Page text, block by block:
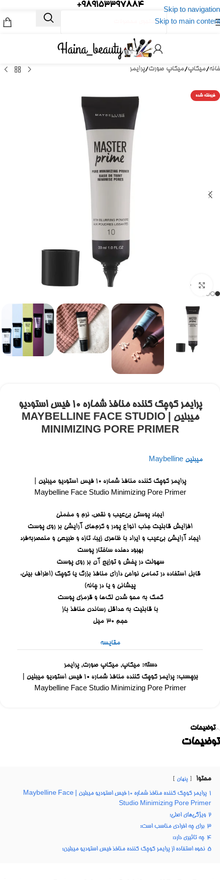
Skip to navigation
Skip to main content
989153397884+
خانه/میکاپ/میکاپ صورت/پرایمر
فروخته شده
برای بزرگنمایی کلیک کنید
پرایمر کوچک کننده منافذ شماره 10 فیس استودیو
میبلین | MAYBELLINE FACE STUDIO
MINIMIZING PORE PRIMER
میبلین Maybelline
پرایمر کوچک کننده منافذ شماره 10 فیس استودیو میبلین |
Maybelline Face Studio Minimizing Pore Primer
ایجاد پوستی بی‌عیب و نقص، نرم و مخملی
افزایش قابلیت جذب انواع پودر و کرم‌های آرایشی بر روی پوست
ایجاد آرایشی بی‌عیب و ایراد با ظاهری زیبا، تازه و طبیعی و منحصر‌به‌فرد
بهبود دهنده ساختار پوست
سهولت در پخش و توزیع آن بر روی پوست
قابل استفاده در تمامی نواحی دارای منافذ بزرگ یا کوچک (اطراف بینی،
پیشانی و یا در چانه)
کمک به محو شدن لک‌ها و قرمزی پوست
با قابلیت به حداقل رساندن منافذ باز
حجم 30 میل
مقایسه
دسته: میکاپ, میکاپ صورت, پرایمر
برچسب:
پرایمر کوچک کننده منافذ شماره 10 فیس استودیو میبلین |
Maybelline Face Studio Minimizing Pore Primer
توضیحات
توضیحات
محتوا پنهان
1
پرایمر کوچک کننده منافذ شماره 10 فیس استودیو میبلین | Maybelline Face
Studio Minimizing Pore Primer
2 ویژگی‌های اصلی:
3 برای چه افرادی مناسب است:
4 چه تاثیری دارد:
5 نحوه استفاده از پرایمر کوچک کننده منافذ فیس استودیو میبلین: